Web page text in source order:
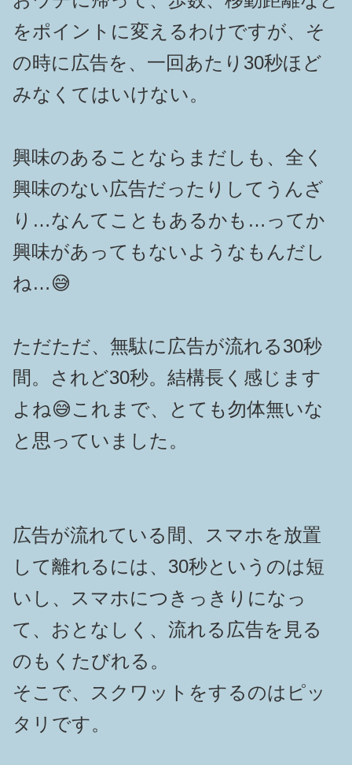
をポイントに変えるわけですが、そ
の時に広告を、一回あたり30秒ほど
みなくてはいけない。
興味のあることならまだしも、全く
興味のない広告だったりしてうんざ
り…なんてこともあるかも…ってか
興味があってもないようなもんだし
ね…😅
ただただ、無駄に広告が流れる30秒
間。されど30秒。結構長く感じます
よね😅これまで、とても勿体無いな
と思っていました。
広告が流れている間、スマホを放置
して離れるには、30秒というのは短
いし、スマホにつきっきりになっ
て、おとなしく、流れる広告を見る
のもくたびれる。
そこで、スクワットをするのはピッ
タリです。